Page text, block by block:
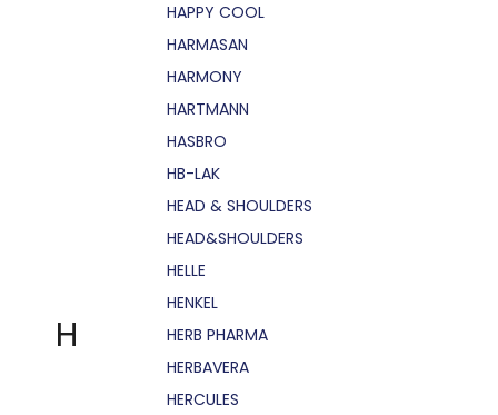
H
HAPPY COOL
HARMASAN
HARMONY
HARTMANN
HASBRO
HB-LAK
HEAD & SHOULDERS
HEAD&SHOULDERS
HELLE
HENKEL
HERB PHARMA
HERBAVERA
HERCULES